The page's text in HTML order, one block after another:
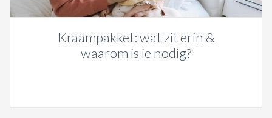
Kraampakket: wat zit erin &
waarom is ie nodig?